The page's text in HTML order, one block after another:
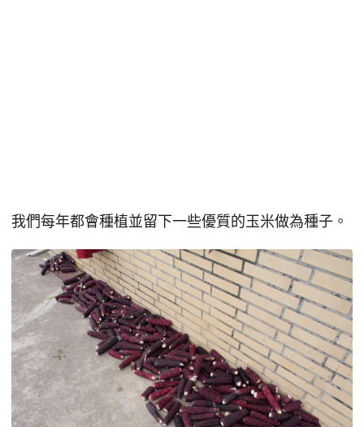
我們每年都會種植並留下一些優質的玉米做為種子。